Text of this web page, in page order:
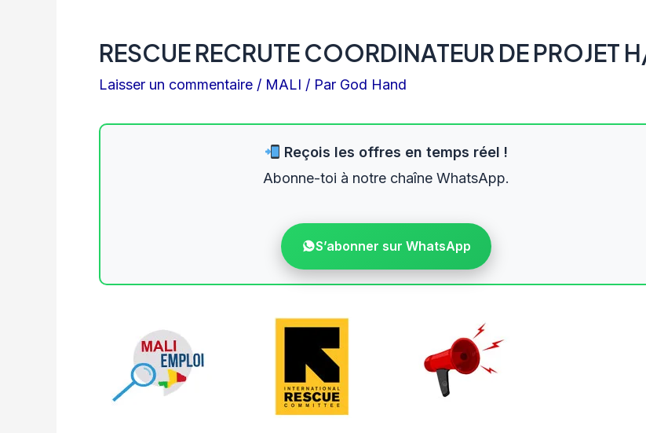
RESCUE RECRUTE COORDINATEUR DE PROJET
Laisser un commentaire / MALI / Par God Hand
Reçois les offres en temps réel !
Abonne-toi à notre chaîne WhatsApp.
S’abonner sur WhatsApp